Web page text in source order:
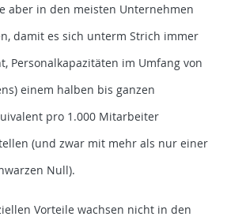
aber in den meisten Unternehmen
damit es sich unterm Strich immer
Personalkapazitäten im Umfang von
einem halben bis ganzen
pro 1.000 Mitarbeiter
(und zwar mit mehr als nur einer
Null).
Vorteile wachsen nicht in den